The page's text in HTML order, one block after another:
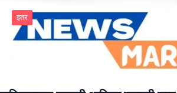
इतर